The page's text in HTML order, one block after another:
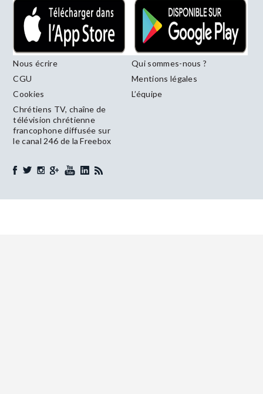
Nous écrire
Qui sommes-nous ?
CGU
Mentions légales
Cookies
L’équipe
Chrétiens TV, chaîne de
télévision chrétienne
francophone diffusée sur
le canal 246 de la Freebox